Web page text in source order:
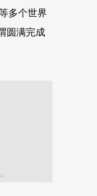
多个世界
圆满完成